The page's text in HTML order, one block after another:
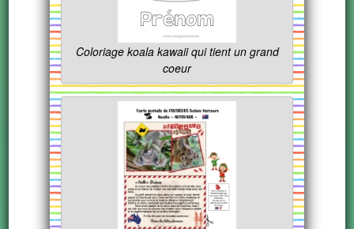
Coloriage koala kawaii qui tient un grand
coeur